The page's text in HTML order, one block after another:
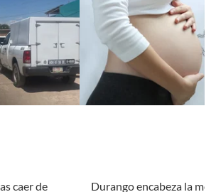
caer de Durango encabeza la